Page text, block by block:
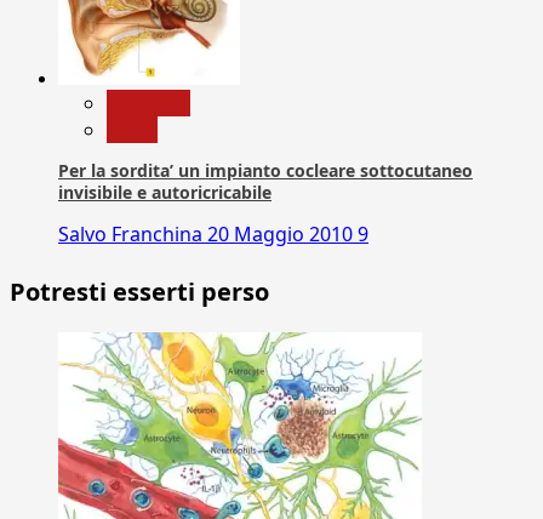
Per la sordita’ un impianto cocleare sottocutaneo
invisibile e autoricricabile
Salvo Franchina 20 Maggio 20109
Potresti esserti perso